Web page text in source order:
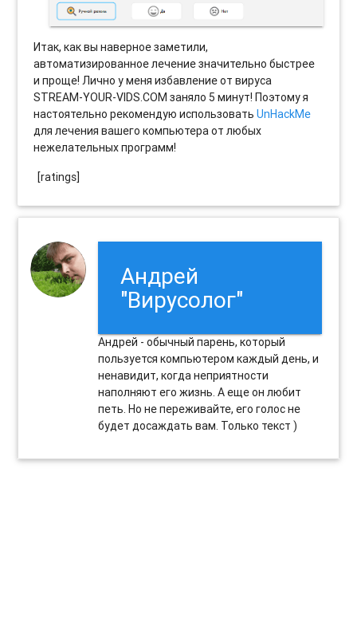
Итак, как вы наверное заметили,
автоматизированное лечение значительно быстрее
и проще! Лично у меня избавление от вируса
STREAM-YOUR-VIDS.COM заняло 5 минут! Поэтому я
настоятельно рекомендую использоватьUnHackMe
для лечения вашего компьютера от любых
нежелательных программ!
[ratings]
Андрей
"Вирусолог"
Андрей - обычный парень, который
пользуется компьютером каждый день, и
ненавидит, когда неприятности
наполняют его жизнь. А еще он любит
петь. Но не переживайте, его голос не
будет досаждать вам. Только текст )